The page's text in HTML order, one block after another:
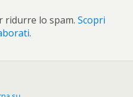
ridurre lo spam. Scopri
.